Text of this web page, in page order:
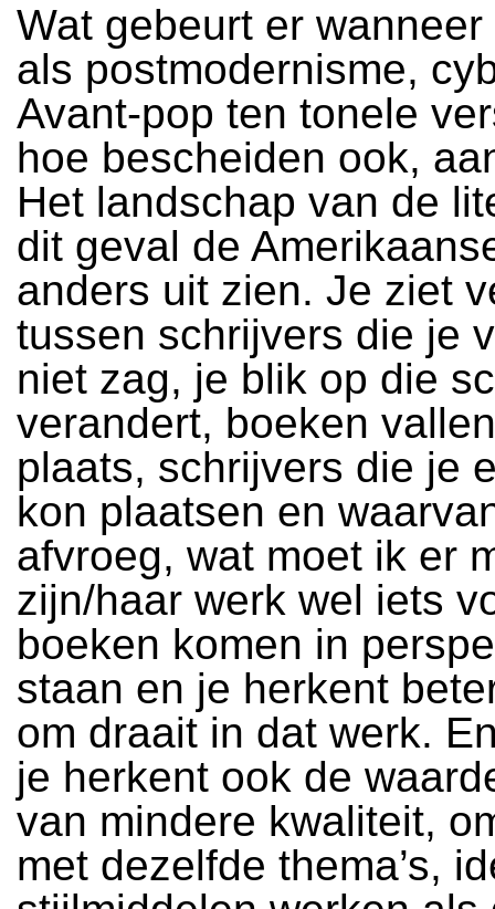
Wat gebeurt er wanneer
als postmodernisme,
Avant-pop ten tonele
hoe bescheiden ook,
Het landschap van de
dit geval de
anders uit zien. Je ziet
tussen schrijvers die je
niet zag, je blik op die
verandert, boeken
plaats, schrijvers die je
kon plaatsen en
afvroeg, wat moet ik er
zijn/haar werk wel iets
boeken komen in
staan en je herkent
om draait in dat werk.
je herkent ook de
van mindere kwaliteit,
met dezelfde thema’s,